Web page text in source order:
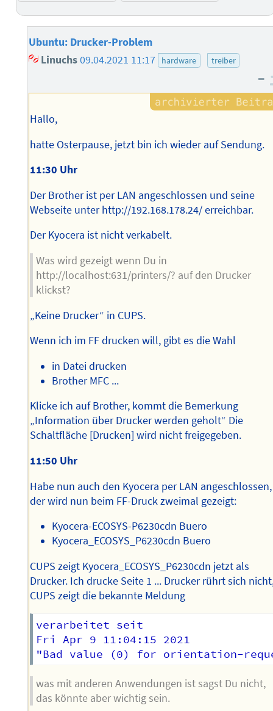
Ubuntu: Drucker-Problem
Linuchs09.04.2021 11:17 hardware treiber
–
Hallo,
hatte Osterpause, jetzt bin ich wieder auf Sendung.
11:30 Uhr
Der Brother ist per LAN angeschlossen und seine
Webseite unter http://192.168.178.24/ erreichbar.
Der Kyocera ist nicht verkabelt.
Was wird gezeigt wenn Du in
http://localhost:631/printers/? auf den Drucker
klickst?
„Keine Drucker“ in CUPS.
Wenn ich im FF drucken will, gibt es die Wahl
in Datei drucken
Brother MFC ...
Klicke ich auf Brother, kommt die Bemerkung
„Information über Drucker werden geholt“ Die
Schaltfläche [Drucken] wird nicht freigegeben.
11:50 Uhr
Habe nun auch den Kyocera per LAN angeschlossen,
der wird nun beim FF-Druck zweimal gezeigt:
Kyocera-ECOSYS-P6230cdn Buero
Kyocera_ECOSYS_P6230cdn Buero
CUPS zeigt Kyocera_ECOSYS_P6230cdn jetzt als
Drucker. Ich drucke Seite 1 ... Drucker rührt sich
CUPS zeigt die bekannte Meldung
verarbeitet seit
Fri Apr 9 11:04:15 2021
was mit anderen Anwendungen ist sagst Du nicht,
das könnte aber wichtig sein.